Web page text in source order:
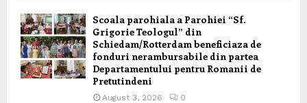
Scoala parohiala a Parohiei “Sf.
Grigorie Teologul” din
Schiedam/Rotterdam beneficiaza de
fonduri nerambursabile din partea
Departamentului pentru Romanii de
Pretutindeni
August 3, 2026 0